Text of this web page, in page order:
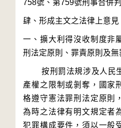
一、擴大利得沒收制度非
        按刑罰法規涉及人民生命、人身自由及財
產權之限制或剝奪，國家
格遵守憲法罪刑法定原則
為時之法律有明文規定者
犯罪構成要件，須以一般